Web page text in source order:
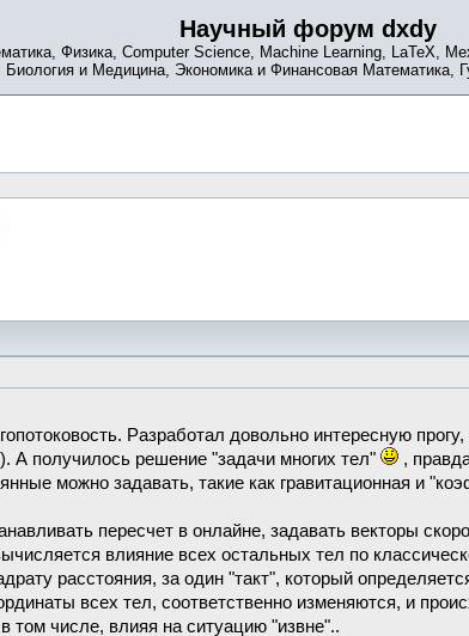
Научный форум dxdy
Физика, Computer Science, Machine Learning, LaTeX,
Биология и Медицина, Экономика и Финансовая Математика,
Разработал довольно интересную
А получилось решение "задачи многих тел"
,
можно задавать, такие как гравитационная и
пересчет в онлайне, задавать векторы
влияние всех остальных тел по
расстояния, за один "такт", который
всех тел, соответственно изменяются, и
числе, влияя на ситуацию "извне"..